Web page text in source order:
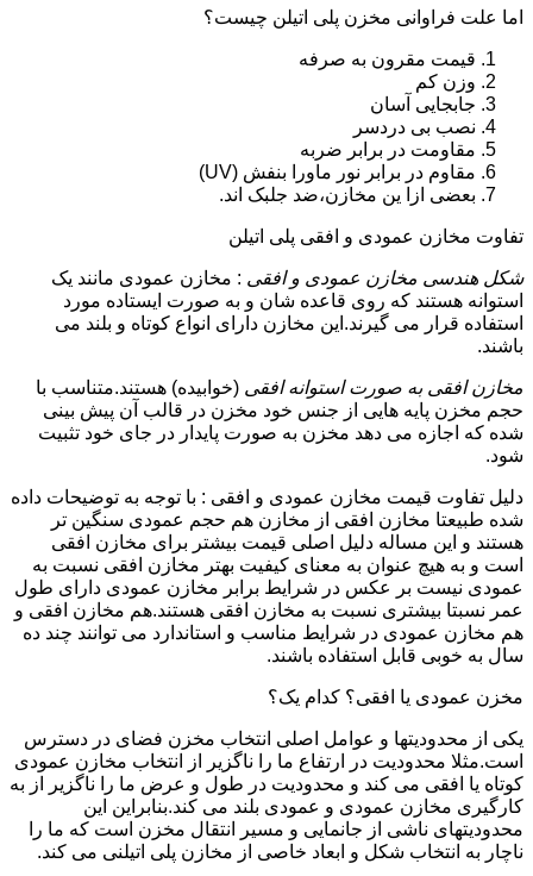
اما علت فراوانی مخزن پلی اتیلن چیست؟
قیمت مقرون به صرفه
وزن کم
جابجایی آسان
نصب بی دردسر
مقاومت در برابر ضربه
مقاوم در برابر نور ماورا بنفش (UV)
بعضی ازا ین مخازن،ضد جلبک اند.
تفاوت مخازن عمودی و افقی پلی اتیلن
شکل هندسی مخازن عمودی و افقی : مخازن عمودی مانند یک
استوانه هستند که روی قاعده شان و به صورت ایستاده مورد
استفاده قرار می گیرند.این مخازن دارای انواع کوتاه و بلند می
باشند.
مخازن افقی به صورت استوانه افقی (خوابیده) هستند.متناسب با
حجم مخزن پایه هایی از جنس خود مخزن در قالب آن پیش بینی
شده که اجازه می دهد مخزن به صورت پایدار در جای خود تثبیت
شود.
دلیل تفاوت قیمت مخازن عمودی و افقی : با توجه به توضیحات داده
شده طبیعتا مخازن افقی از مخازن هم حجم عمودی سنگین تر
هستند و این مساله دلیل اصلی قیمت بیشتر برای مخازن افقی
است و به هیچ عنوان به معنای کیفیت بهتر مخازن افقی نسبت به
عمودی نیست بر عکس در شرایط برابر مخازن عمودی دارای طول
عمر نسبتا بیشتری نسبت به مخازن افقی هستند.هم مخازن افقی و
هم مخازن عمودی در شرایط مناسب و استاندارد می توانند چند ده
سال به خوبی قابل استفاده باشند.
مخزن عمودی یا افقی؟ کدام یک؟
یکی از محدودیتها و عوامل اصلی انتخاب مخزن فضای در دسترس
است.مثلا محدودیت در ارتفاع ما را ناگزیر از انتخاب مخازن عمودی
کوتاه یا افقی می کند و محدودیت در طول و عرض ما را ناگزیر از به
کارگیری مخازن عمودی و عمودی بلند می کند.بنابراین این
محدودیتهای ناشی از جانمایی و مسیر انتقال مخزن است که ما را
ناچار به انتخاب شکل و ابعاد خاصی از مخازن پلی اتیلنی می کند.